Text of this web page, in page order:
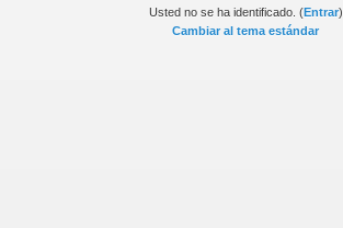
Usted no se ha identificado. (Entrar)
Cambiar al tema estándar